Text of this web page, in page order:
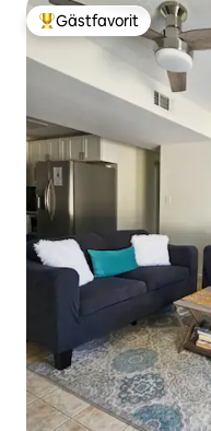
Populär gästfavorit
Gästfavorit